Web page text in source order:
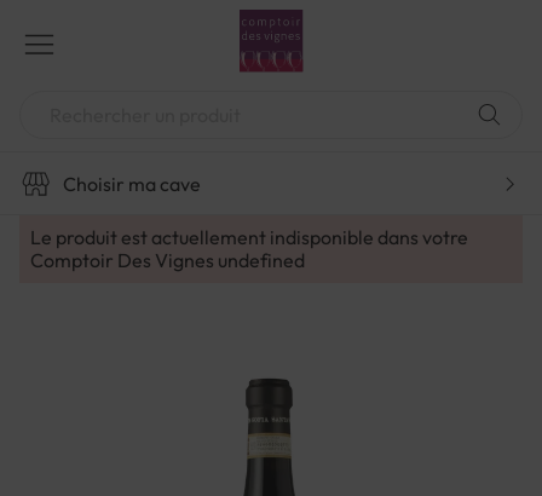
contenu
Choisir ma cave
Le produit est actuellement indisponible dans votre
Comptoir Des Vignes undefined